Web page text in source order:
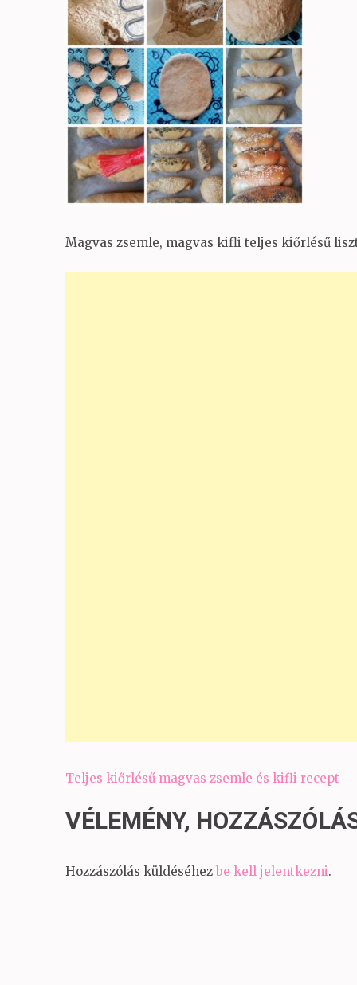
Magvas zsemle, magvas kifli teljes kiőrlésű
Bejegyzés
Teljes kiőrlésű magvas zsemle és kifli recept
VÉLEMÉNY,
Hozzászólás küldéséhez be kell jelentkezni.